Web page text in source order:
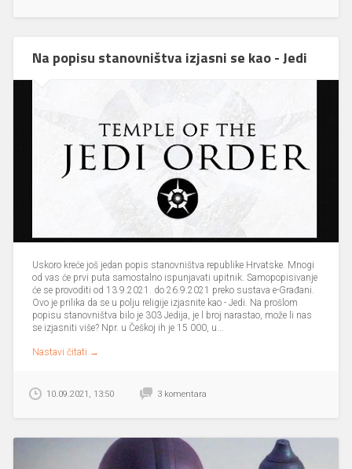
Na popisu stanovništva izjasni se kao - Jedi
Uskoro kreće još jedan popis stanovništva republike Hrvatske. Mnogi
od vas će prvi puta samostalno ispunjavati upitnik. Samopopisivanje
će se provoditi od 13.9.2021. do 26.9.2021 preko sustava e-Građani.
Ovo je prilika da se u polju religije izjasnite kao - Jedi. Na prošlom
popisu stanovništva bilo je 303 Jedija, je l broj narastao, može li nas
se izjasniti više? Npr. u Češkoj ih je 15 000, u...
Nastavi čitati →
10.09.2021, 13:50 3 komentara